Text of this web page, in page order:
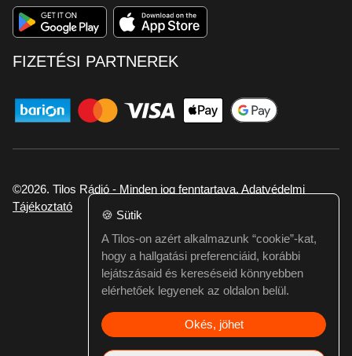
FIZETÉSI PARTNEREK
©2026. Tilos Rádió - Minden jog fenntartava. Adatvédelmi
Tájékoztató
Ha hibát találtál vagy kérdésed van itt jelezd:
webmester@tilos.hu
🍪 Sütik
A Tilos-on azért alkalmazunk “cookie”-kat,
hogy a hallgatási preferenciáid, korábbi
lejátszásaid és kereséseid könnyebben
elérhetőek legyenek az oldalon belül.
Okés, jöhet